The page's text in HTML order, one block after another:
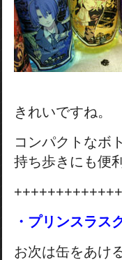
きれいですね。
コンパクトなボ
持ち歩きにも便
・プリンスラス
お次は缶をあけ